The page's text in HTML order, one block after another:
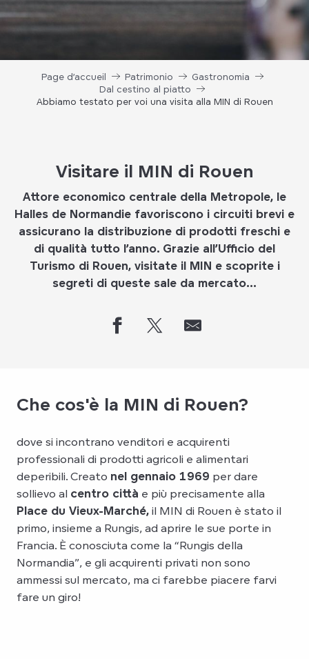
Page d’accueil Patrimonio
Gastronomia
Dal cestino al piatto
Abbiamo testato per voi una visita alla MIN di Rouen
Visitare il MIN di Rouen
Attore economico centrale della Metropole, le
Halles de Normandie favoriscono i circuiti brevi e
assicurano la distribuzione di prodotti freschi e
di qualità tutto l’anno. Grazie all’Ufficio del
Turismo di Rouen, visitate il MIN e scoprite i
segreti di queste sale da mercato…
Che cos'è la MIN di Rouen?
dove si incontrano venditori e acquirenti
professionali di prodotti agricoli e alimentari
deperibili. Creato nel gennaio 1969 per dare
sollievo al centro città e più precisamente alla
Place du Vieux-Marché, il MIN di Rouen è stato il
primo, insieme a Rungis, ad aprire le sue porte in
Francia. È conosciuta come la “Rungis della
Normandia”, e gli acquirenti privati non sono
ammessi sul mercato, ma ci farebbe piacere farvi
fare un giro!